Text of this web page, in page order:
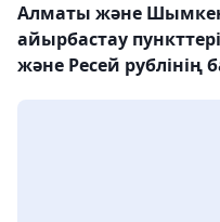
Алматы және
айырбастау
және Ресей